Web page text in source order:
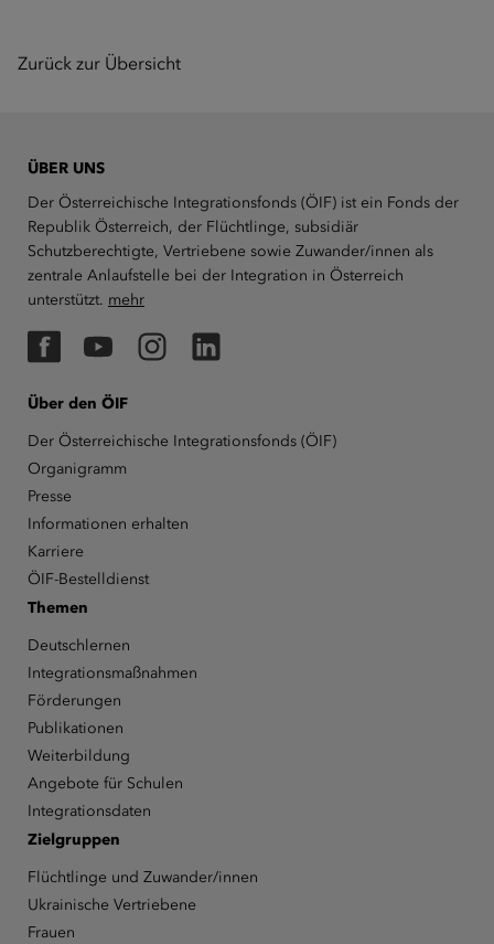
Zurück zur Übersicht
ÜBER UNS
Der Österreichische Integrationsfonds (ÖIF) ist ein Fonds der
Republik Österreich, der Flüchtlinge, subsidiär
Schutzberechtigte, Vertriebene sowie Zuwander/innen als
zentrale Anlaufstelle bei der Integration in Österreich
unterstützt. mehr
FacebookYouTubeInstagramLinkedIn
Über den ÖIF
Der Österreichische Integrationsfonds (ÖIF)
Organigramm
Presse
Informationen erhalten
Karriere
ÖIF-Bestelldienst
Themen
Deutschlernen
Integrationsmaßnahmen
Förderungen
Publikationen
Weiterbildung
Angebote für Schulen
Integrationsdaten
Zielgruppen
Flüchtlinge und Zuwander/innen
Ukrainische Vertriebene
Frauen